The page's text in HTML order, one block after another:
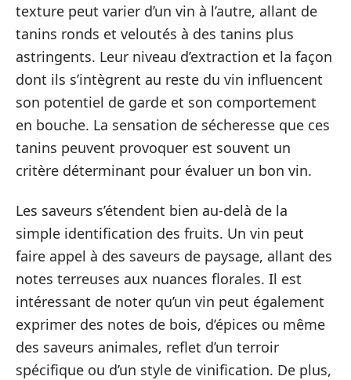
texture peut varier d’un vin à l’autre, allant de
tanins ronds et veloutés à des tanins plus
astringents. Leur niveau d’extraction et la façon
dont ils s’intègrent au reste du vin influencent
son potentiel de garde et son comportement
en bouche. La sensation de sécheresse que ces
tanins peuvent provoquer est souvent un
critère déterminant pour évaluer un bon vin.
Les saveurs s’étendent bien au-delà de la
simple identification des fruits. Un vin peut
faire appel à des saveurs de paysage, allant des
notes terreuses aux nuances florales. Il est
intéressant de noter qu’un vin peut également
exprimer des notes de bois, d’épices ou même
des saveurs animales, reflet d’un terroir
spécifique ou d’un style de vinification. De plus,